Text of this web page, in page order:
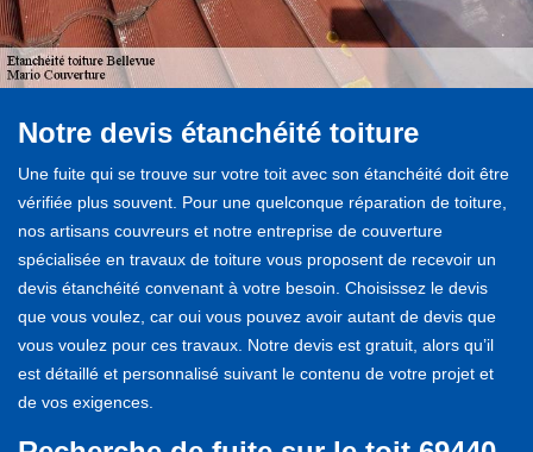
Notre devis étanchéité toiture
Une fuite qui se trouve sur votre toit avec son étanchéité doit être
vérifiée plus souvent. Pour une quelconque réparation de toiture,
nos artisans couvreurs et notre entreprise de couverture
spécialisée en travaux de toiture vous proposent de recevoir un
devis étanchéité convenant à votre besoin. Choisissez le devis
que vous voulez, car oui vous pouvez avoir autant de devis que
vous voulez pour ces travaux. Notre devis est gratuit, alors qu’il
est détaillé et personnalisé suivant le contenu de votre projet et
de vos exigences.